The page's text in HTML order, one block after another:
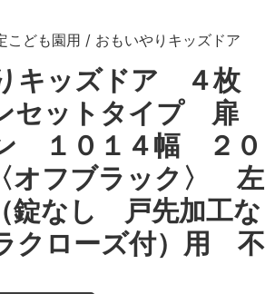
こども園用 / おもいやりキッズドア
キッズドア ４枚
セットタイプ 扉
１０１４幅 ２０
オフブラック〉 左
なし 戸先加工な
クローズ付）用 不